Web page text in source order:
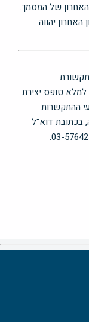
האחרון של המסמך.
יהווה
טופס יצירת
ההתקשרות
בכתובת דוא"ל